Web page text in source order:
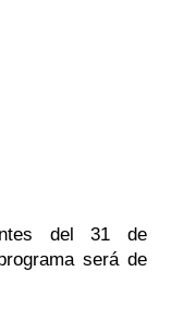
del 31 de
será de